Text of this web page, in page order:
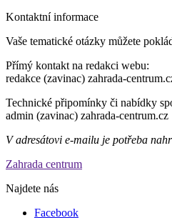
Kontaktní informace
Vaše tematické otázky můžete
Přímý kontakt na redakci webu:
redakce (zavinac) zahrada-
Technické připomínky či nabídky
admin (zavinac) zahrada-centrum.cz
V adresátovi e-mailu je potřeba
Zahrada centrum
Najdete nás
Facebook